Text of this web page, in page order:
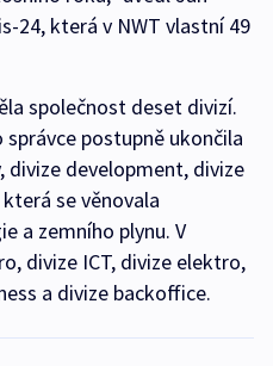
24, která v NWT vlastní 49
společnost deset divizí.
postupně ukončila
divize development, divize
se věnovala
a zemního plynu. V
divize ICT, divize elektro,
a divize backoffice.